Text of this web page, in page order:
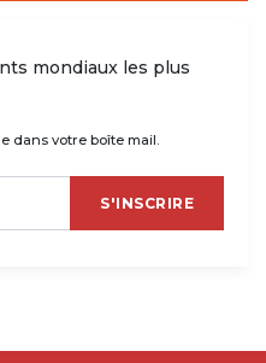
mondiaux les plus
dans votre boîte mail.
S'INSCRIRE